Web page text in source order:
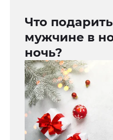
Что
мужчине в
ночь?